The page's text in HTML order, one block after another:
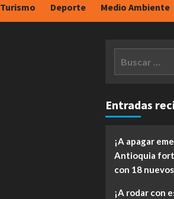
Turismo Deporte Medio Ambiente
Entradas
¡A apagar
Antioquia
con 18
¡A rodar con